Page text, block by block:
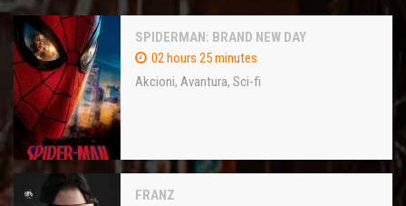
SPIDERMAN: BRAND NEW DAY
02 hours 25 minutes
Akcioni, Avantura, Sci-fi
FRANZ